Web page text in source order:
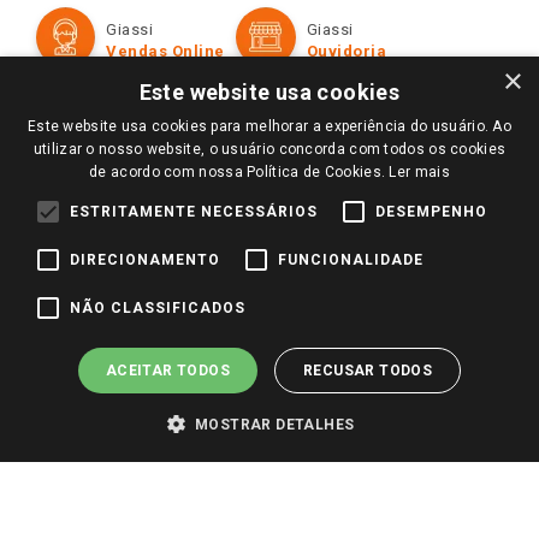
Televendas
Perguntas frequentes
Trabalhe Conosco
Identidade Visual
Formas de Pagamento
Políticas de entrega
Trocas e Devoluções
Giassi
Vendas Online
Giassi
Ouvidoria
Redes Sociais
Pagamento e Segurança
×
Este website usa cookies
Este website usa cookies para melhorar a experiência do usuário. Ao
utilizar o nosso website, o usuário concorda com todos os cookies
de acordo com nossa Política de Cookies. Ler mais
ESTRITAMENTE NECESSÁRIOS DESEMPENHO
DIRECIONAMENTO FUNCIONALIDADE
NÃO CLASSIFICADOS
ACEITAR TODOS RECUSAR TODOS
MOSTRAR DETALHES